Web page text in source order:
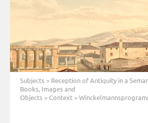
Subjects > Reception of Antiquity in a
Books, Images and
Objects >Context >